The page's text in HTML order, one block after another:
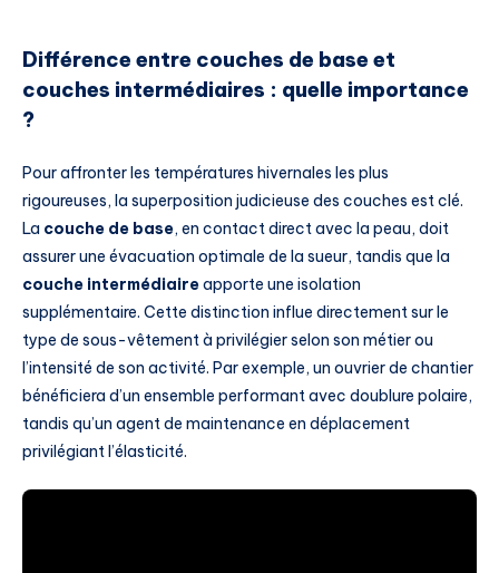
Différence entre couches de base et
couches intermédiaires : quelle importance
?
Pour affronter les températures hivernales les plus
rigoureuses, la superposition judicieuse des couches est clé.
La couche de base, en contact direct avec la peau, doit
assurer une évacuation optimale de la sueur, tandis que la
couche intermédiaireapporte une isolation
supplémentaire. Cette distinction influe directement sur le
type de sous-vêtement à privilégier selon son métier ou
l’intensité de son activité. Par exemple, un ouvrier de chantier
bénéficiera d’un ensemble performant avec doublure polaire,
tandis qu’un agent de maintenance en déplacement
privilégiant l’élasticité.